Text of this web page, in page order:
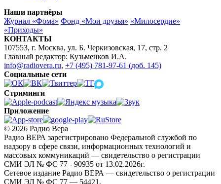
Наши партнёры
Журнал «Фома» Фонд «Мои друзья» «Милосердие»
«Приходы»
КОНТАКТЫ
107553, г. Москва, ул. Б. Черкизовская, 17, стр. 2
Главный редактор: Кузьменков И.А.
info@radiovera.ru, +7 (495) 781-97-61 (доб. 145)
Социальные сети
Стриминги
Приложение
© 2026 Радио Вера
Радио ВЕРА зарегистрировано Федеральной службой по
надзору в сфере связи, информационных технологий и
массовых коммуникаций — свидетельство о регистрации
СМИ ЭЛ № ФС 77 - 90935 от 13.02.2026г.
Сетевое издание Радио ВЕРА — свидетельство о регистрации
СМИ ЭЛ № ФС 77 — 54421.